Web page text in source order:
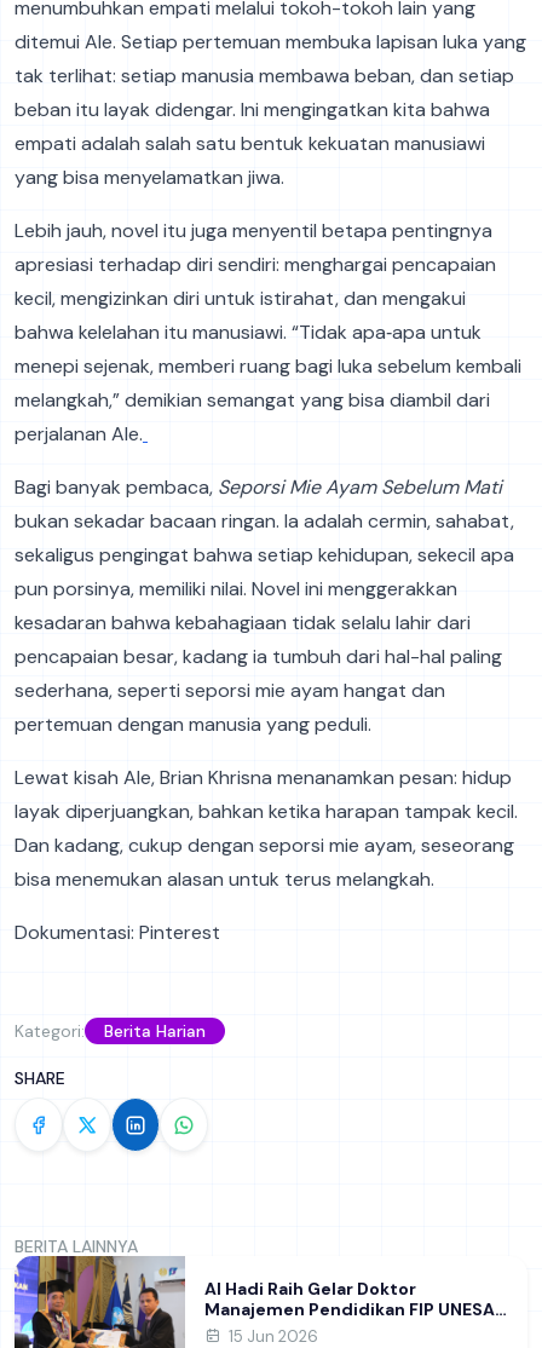
menumbuhkan empati melalui tokoh-tokoh lain yang
ditemui Ale. Setiap pertemuan membuka lapisan luka yang
tak terlihat: setiap manusia membawa beban, dan setiap
beban itu layak didengar. Ini mengingatkan kita bahwa
empati adalah salah satu bentuk kekuatan manusiawi
yang bisa menyelamatkan jiwa.
Lebih jauh, novel itu juga menyentil betapa pentingnya
apresiasi terhadap diri sendiri: menghargai pencapaian
kecil, mengizinkan diri untuk istirahat, dan mengakui
bahwa kelelahan itu manusiawi. “Tidak apa‑apa untuk
menepi sejenak, memberi ruang bagi luka sebelum kembali
melangkah,” demikian semangat yang bisa diambil dari
perjalanan Ale.
Bagi banyak pembaca, Seporsi Mie Ayam Sebelum Mati
bukan sekadar bacaan ringan. Ia adalah cermin, sahabat,
sekaligus pengingat bahwa setiap kehidupan, sekecil apa
pun porsinya, memiliki nilai. Novel ini menggerakkan
kesadaran bahwa kebahagiaan tidak selalu lahir dari
pencapaian besar, kadang ia tumbuh dari hal-hal paling
sederhana, seperti seporsi mie ayam hangat dan
pertemuan dengan manusia yang peduli.
Lewat kisah Ale, Brian Khrisna menanamkan pesan: hidup
layak diperjuangkan, bahkan ketika harapan tampak kecil.
Dan kadang, cukup dengan seporsi mie ayam, seseorang
bisa menemukan alasan untuk terus melangkah.
Dokumentasi: Pinterest
Kategori: Berita Harian
SHARE
BERITA LAINNYA
Al Hadi Raih Gelar Doktor
Manajemen Pendidikan FIP UNESA
melalui Riset Pembentukan
15 Jun 2026